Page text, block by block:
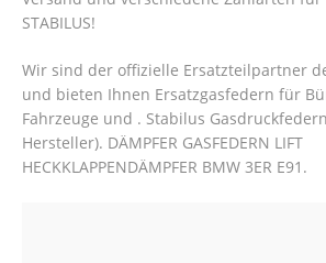
STABILUS!
Wir sind der offizielle Ersatzteilpartner
und bieten Ihnen Ersatzgasfedern für
Fahrzeuge und . Stabilus
Hersteller). DÄMPFER GASFEDERN LIFT
HECKKLAPPENDÄMPFER BMW 3ER E91.